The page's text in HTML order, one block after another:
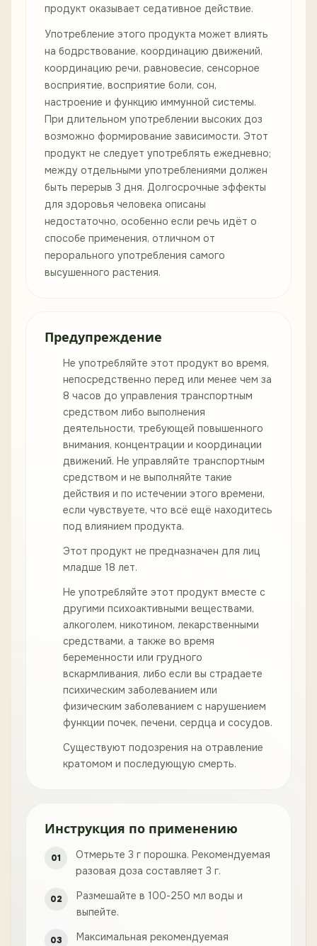
продукт оказывает седативное действие.
Употребление этого продукта может влиять
на бодрствование, координацию движений,
координацию речи, равновесие, сенсорное
восприятие, восприятие боли, сон,
настроение и функцию иммунной системы.
При длительном употреблении высоких доз
возможно формирование зависимости. Этот
продукт не следует употреблять ежедневно;
между отдельными употреблениями должен
быть перерыв 3 дня. Долгосрочные эффекты
для здоровья человека описаны
недостаточно, особенно если речь идёт о
способе применения, отличном от
перорального употребления самого
высушенного растения.
Предупреждение
Не употребляйте этот продукт во время,
непосредственно перед или менее чем за
8 часов до управления транспортным
средством либо выполнения
деятельности, требующей повышенного
внимания, концентрации и координации
движений. Не управляйте транспортным
средством и не выполняйте такие
действия и по истечении этого времени,
если чувствуете, что всё ещё находитесь
под влиянием продукта.
Этот продукт не предназначен для лиц
младше 18 лет.
Не употребляйте этот продукт вместе с
другими психоактивными веществами,
алкоголем, никотином, лекарственными
средствами, а также во время
беременности или грудного
вскармливания, либо если вы страдаете
психическим заболеванием или
физическим заболеванием с нарушением
функции почек, печени, сердца и сосудов.
Существуют подозрения на отравление
кратомом и последующую смерть.
Инструкция по применению
Отмерьте 3 г порошка. Рекомендуемая
разовая доза составляет 3 г.
Размешайте в 100-250 мл воды и
выпейте.
Максимальная рекомендуемая